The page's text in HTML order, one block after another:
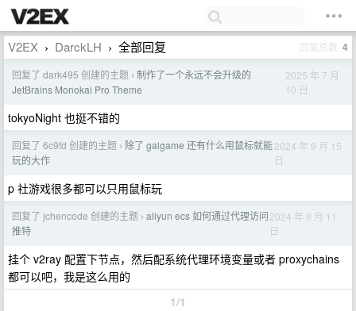
V2EX › DarckLH › 全部回复 回复总数 4
回复了 dark495 创建的主题 › 制作了一个永远不会升级的
JetBrains Monokai Pro Theme
2025 年 7 月
10 日
tokyoNight 也挺不错的
回复了 6c9fd 创建的主题 › 除了 galgame 还有什么用鼠标就能
玩的大作
2024 年 9 月 15
日
p 社游戏很多都可以只用鼠标玩
回复了 jchencode 创建的主题 › aliyun ecs 如何通过代理访问
推特
2024 年 9 月 11
日
挂个 v2ray 配置下节点，然后配系统代理环境变量或者 proxychains
都可以吧，我是这么用的
1/1